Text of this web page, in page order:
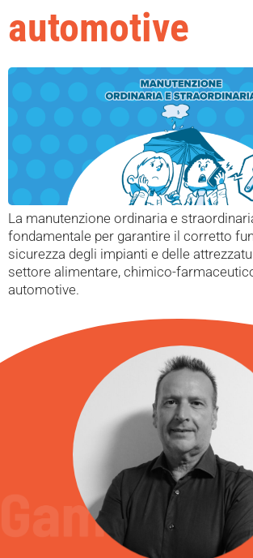
automotive
La manutenzione ordinaria e
fondamentale per garantire il corretto
sicurezza degli impianti e delle
settore alimentare, chimico-
automotive.